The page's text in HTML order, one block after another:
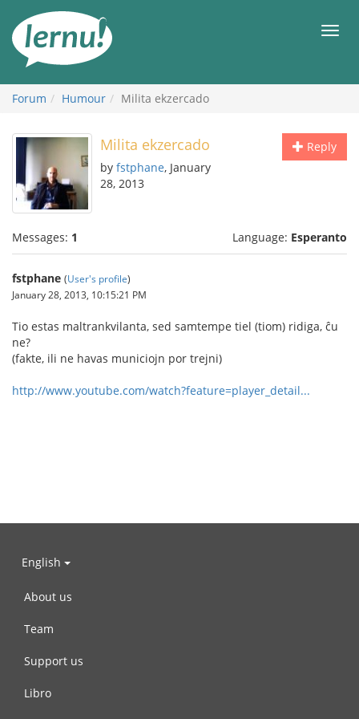
the
content
Forum Humour Milita ekzercado
Reply
Milita ekzercado
by fstphane, January
28, 2013
Messages: 1 Language: Esperanto
fstphane (User's profile)
January 28, 2013, 10:15:21 PM
Tio estas maltrankvilanta, sed samtempe tiel (tiom) ridiga, ĉu
ne?
(fakte, ili ne havas municiojn por trejni)
http://www.youtube.com/watch?feature=player_detail...
English
About us
Team
Support us
Libro